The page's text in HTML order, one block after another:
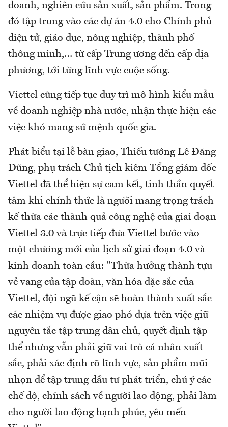
doanh, nghiên cứu sản xuất, sản phẩm. Trong
đó tập trung vào các dự án 4.0 cho Chính phủ
điện tử, giáo dục, nông nghiệp, thành phố
thông minh,… từ cấp Trung ương đến cấp địa
phương, tới từng lĩnh vực cuộc sống.
Viettel cũng tiếp tục duy trì mô hình kiểu mẫu
về doanh nghiệp nhà nước, nhận thực hiện các
việc khó mang sứ mệnh quốc gia.
Phát biểu tại lễ bàn giao, Thiếu tướng Lê Đăng
Dũng, phụ trách Chủ tịch kiêm Tổng giám đốc
Viettel đã thể hiện sự cam kết, tinh thần quyết
tâm khi chính thức là người mang trọng trách
kế thừa các thành quả công nghệ của giai đoạn
Viettel 3.0 và trực tiếp đưa Viettel bước vào
một chương mới của lịch sử giai đoạn 4.0 và
kinh doanh toàn cầu: "Thừa hưởng thành tựu
vẻ vang của tập đoàn, văn hóa đặc sắc của
Viettel, đội ngũ kế cận sẽ hoàn thành xuất sắc
các nhiệm vụ được giao phó dựa trên việc giữ
nguyên tắc tập trung dân chủ, quyết định tập
thể nhưng vẫn phải giữ vai trò cá nhân xuất
sắc, phải xác định rõ lĩnh vực, sản phẩm mũi
nhọn để tập trung đầu tư phát triển, chú ý các
chế độ, chính sách về người lao động, phải làm
cho người lao động hạnh phúc, yêu mến